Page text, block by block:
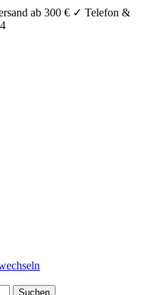
ab 300 € ✓ Telefon &
Suchen